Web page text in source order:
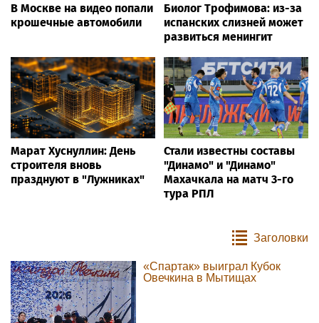
В Москве на видео попали
крошечные автомобили
Биолог Трофимова: из-за
испанских слизней может
развиться менингит
Марат Хуснуллин: День
строителя вновь
празднуют в "Лужниках"
Стали известны составы
"Динамо" и "Динамо"
Махачкала на матч 3-го
тура РПЛ
Заголовки
«Спартак» выиграл Кубок
Овечкина в Мытищах